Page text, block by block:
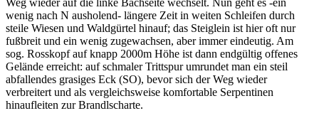
wenig nach N ausholend- längere Zeit in weiten Schleifen durch
steile Wiesen und Waldgürtel hinauf; das Steiglein ist hier oft nur
fußbreit und ein wenig zugewachsen, aber immer eindeutig. Am
sog. Rosskopf auf knapp 2000m Höhe ist dann endgültig offenes
Gelände erreicht: auf schmaler Trittspur umrundet man ein steil
abfallendes grasiges Eck (SO), bevor sich der Weg wieder
verbreitert und als vergleichsweise komfortable Serpentinen
hinaufleiten zur Brandlscharte.